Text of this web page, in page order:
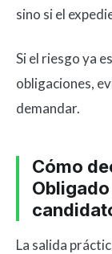
sino si el
Si el riesgo ya
obligaciones,
demandar.
Cómo
La salida